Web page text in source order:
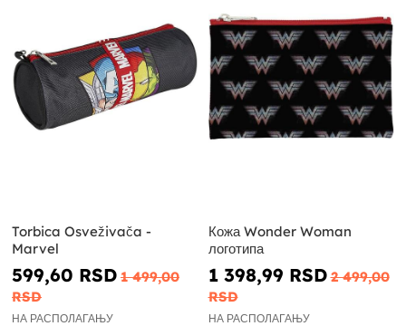
Torbica Osveživača -
Marvel
599,60 RSD 1 499,00
RSD
НА РАСПОЛАГАЊУ
Кожа Wonder Woman
логотипа
1 398,99 RSD 2 499,00
RSD
НА РАСПОЛАГАЊУ